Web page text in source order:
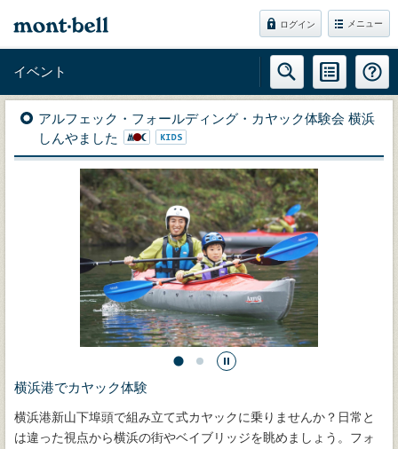
ログイン メニュー
イベント
アルフェック・フォールディング・カヤック体験会 横浜
しんやました
横浜港でカヤック体験
横浜港新山下埠頭で組み立て式カヤックに乗りませんか？日常と
は違った視点から横浜の街やベイブリッジを眺めましょう。フォ